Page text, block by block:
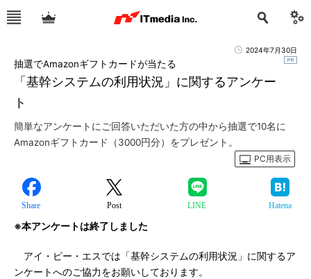
2024年7月30日
「基幹システムの利用状況」に関するアンケー
ト
抽選でAmazonギフトカードが当たる
簡単なアンケートにご回答いただいた方の中から抽選で10名に
Amazonギフトカード（3000円分）をプレゼント。
PC用表示
Share Post LINE Hatena
※本アンケートは終了しました
アイ・ピー・エスでは「基幹システムの利用状況」に関するア
ンケートへのご協力をお願いしております。